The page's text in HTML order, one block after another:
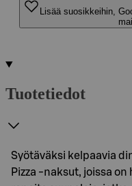
Lisää suosikkeihin,
Tuotetiedot
Syötäväksi kelpaavia
Pizza -naksut, joissa